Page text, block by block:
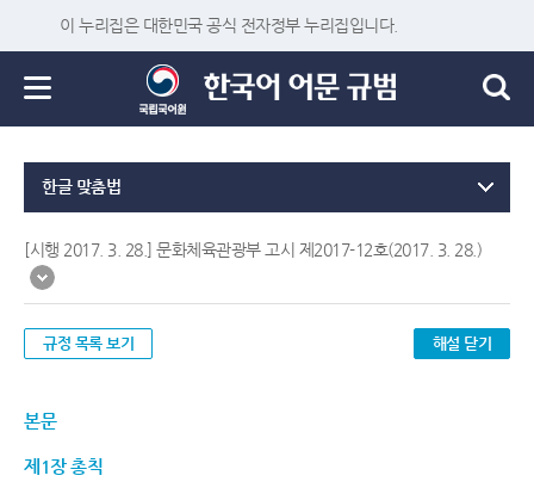
이 누리집은 대한민국 공식 전자정부 누리집입니다.
한글 맞춤법
[시행 2017. 3. 28.] 문화체육관광부 고시 제2017-12호(2017. 3. 28.)
규정 목록 보기 해설 닫기
본문
제1장 총칙